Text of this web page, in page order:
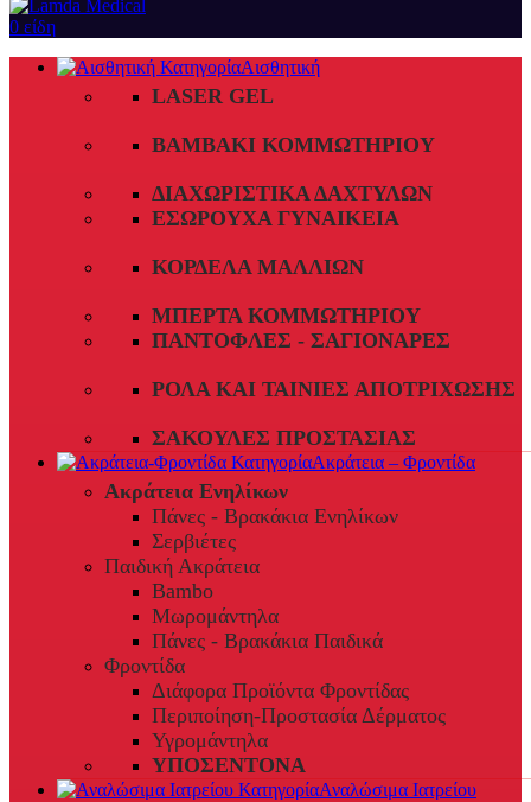
0 είδη
Αισθητική
LASER GEL
ΒΑΜΒΆΚΙ ΚΟΜΜΩΤΗΡΊΟΥ
ΔΙΑΧΩΡΙΣΤΙΚΆ ΔΑΧΤΎΛΩΝ
ΕΣΏΡΟΥΧΑ ΓΥΝΑΙΚΕΊΑ
ΚΟΡΔΈΛΑ ΜΑΛΛΙΏΝ
ΜΠΈΡΤΑ ΚΟΜΜΩΤΗΡΊΟΥ
ΠΑΝΤΌΦΛΕΣ - ΣΑΓΙΟΝΆΡΕΣ
ΡΟΛΆ ΚΑΙ ΤΑΙΝΊΕΣ ΑΠΟΤΡΊΧΩΣΗΣ
ΣΑΚΟΎΛΕΣ ΠΡΟΣΤΑΣΊΑΣ
Ακράτεια – Φροντίδα
Ακράτεια Ενηλίκων
Πάνες - Βρακάκια Ενηλίκων
Σερβιέτες
Παιδική Ακράτεια
Bambo
Μωρομάντηλα
Πάνες - Βρακάκια Παιδικά
Φροντίδα
Διάφορα Προϊόντα Φροντίδας
Περιποίηση-Προστασία Δέρματος
Υγρομάντηλα
ΥΠΟΣΕΝΤΟΝΑ
Αναλώσιμα Ιατρείου